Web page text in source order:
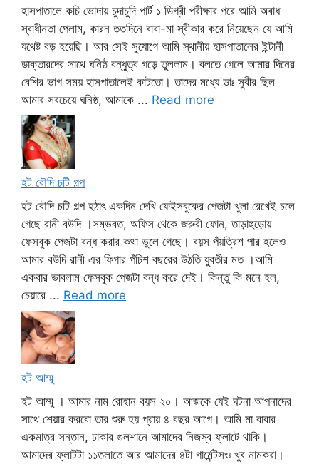
হাসপাতালে কচি ভোদায় চুদাচুদি পার্ট ১ ডিগ্রী পরীক্ষার পরে আমি অবাধ
স্বাধীনতা পেলাম, কারন ততদিনে বাবা-মা স্বীকার করে নিয়েছেন যে আমি
যথেষ্ট বড় হয়েছি। আর সেই সুযোগে আমি স্থানীয় হাসপাতালের ইন্টার্নী
ডাক্তারদের সাথে ঘনিষ্ঠ বন্ধুত্ব গড়ে তুললাম। বলতে গেলে আমার দিনের
বেশির ভাগ সময় হাসপাতালেই কাটতো। তাদের মধ্যে ডাঃ সুবীর ছিল
আমার সবচেয়ে ঘনিষ্ঠ, আমাকে ... Read more
হট বৌদি চটি গল্প
হট বৌদি চটি গল্প হঠাৎ একদিন দেখি ফেইসবুকের পেজটা খুলা রেখেই চলে
গেছে রানী বউদি ।সম্ভবত, অফিস থেকে জরুরী ফোন, তাড়াহুড়োয়
ফেসবুক পেজটা বন্ধ করার কথা ভুলে গেছে। বয়স পঁয়ত্রিশ পার হলেও
আমার বউদি রানী এর ফিগার পঁচিশ বছরের উঠতি যুবতীর মত ।আমি
একবার ভাবলাম ফেসবুক পেজটা বন্ধ করে দেই। কিন্তু কি মনে হল,
চেয়ারে ... Read more
হট আম্মু
হট আম্মু । আমার নাম রোহান বয়স ২০। আজকে যেই ঘটনা আপনাদের
সাথে শেয়ার করবো তার শুরু হয় প্রায় ৪ বছর আগে। আমি মা বাবার
একমাত্র সন্তান, ঢাকার গুলশানে আমাদের নিজস্ব ফ্লাটে থাকি।
আমাদের ফ্লাটটা ১১তলাতে আর আমাদের ৪টা গার্মেন্টসও খুব নামকরা।